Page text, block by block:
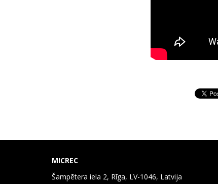
MICREC
Šampētera iela 2, Rīga, LV-1046, Latvija